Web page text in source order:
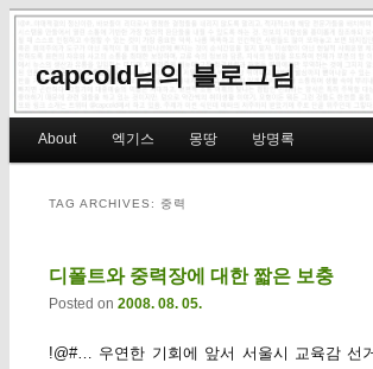
capcold님의 블로그님
Skip to primary content
Skip to secondary content
About 엑기스 몽땅 방명록
TAG ARCHIVES: 중력
디폴트와 중력장에 대한 짧은 보충
Posted on 2008. 08. 05.
!@#… 우연한 기회에 앞서 서울시 교육감 선